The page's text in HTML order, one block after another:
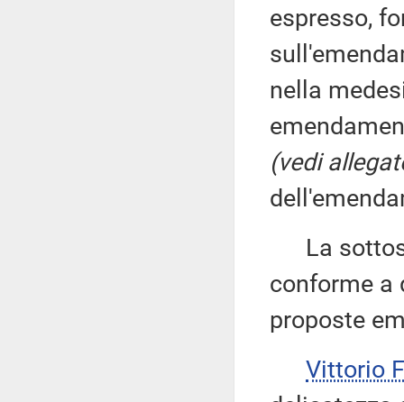
espresso,
nella
(vedi
La
conforme a
proposte
Vittorio